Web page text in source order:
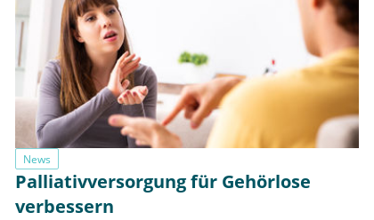
News
Palliativversorgung für Gehörlose
verbessern